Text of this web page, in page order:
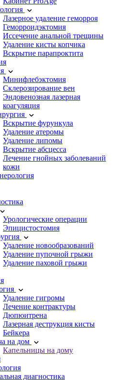
Лазерное удаление геморроя
Геморроидэктомия
Иссечение анальной трещины
Удаление кисты копчика
Вскрытие парапроктита
Минифлебэктомия
Склерозирование вен
Эндовенозная лазерная
коагуляция
Вскрытие фурункула
Удаление атеромы
Удаление липомы
Вскрытие абсцесса
Лечение гнойных заболеваний
кожи
Урологические операции
Эпицистостомия
Удаление новообразований
Удаление пупочной грыжи
Удаление паховой грыжи
Удаление гигромы
Лечение контрактуры
Дюпюитрена
Лазерная деструкция кисты
Бейкера
на дом
Капельницы на дому
диагностика